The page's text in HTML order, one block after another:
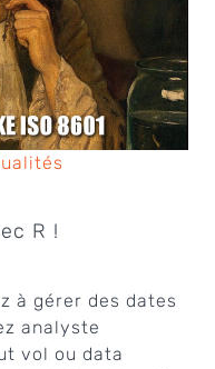
R !
à gérer des dates
analyste
vol ou data